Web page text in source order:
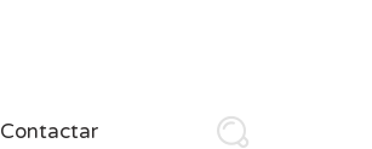
Contactar